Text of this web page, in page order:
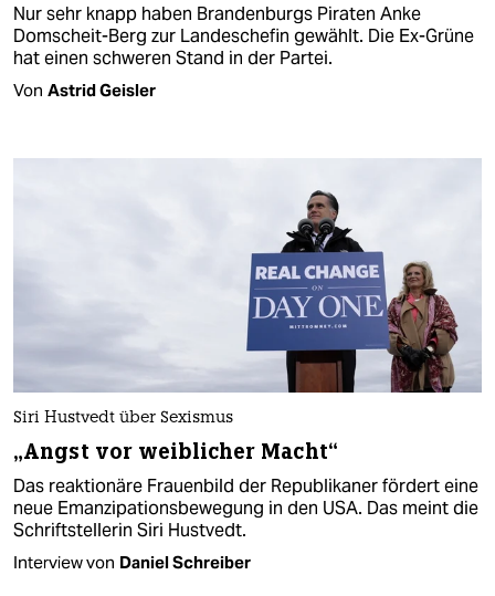
Nur sehr knapp haben Brandenburgs Piraten Anke
Domscheit-Berg zur Landeschefin gewählt. Die Ex-Grüne
hat einen schweren Stand in der Partei.
Von Astrid Geisler
Siri Hustvedt über Sexismus
„Angst vor weiblicher Macht“
Das reaktionäre Frauenbild der Republikaner fördert eine
neue Emanzipationsbewegung in den USA. Das meint die
Schriftstellerin Siri Hustvedt.
Interview von Daniel Schreiber